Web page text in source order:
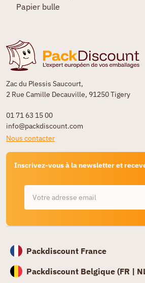
Zac du Plessis Saucourt,
2 Rue Camille Decauville, 91250 Tigery
01 71 63 15 00
info@packdiscount.com
Nous contacter
Inscrivez-vous à la newsletter et
Papier bulle
Packdiscount France
Packdiscount Belgique (FR |